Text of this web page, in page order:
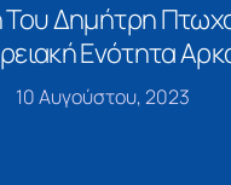
Του Δημήτρη
Ενότητα
10 Αυγούστου, 2023